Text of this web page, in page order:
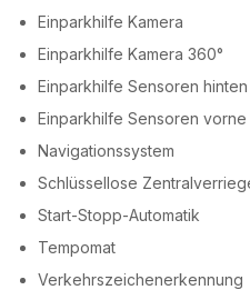
Einparkhilfe Kamera
Einparkhilfe Kamera 360°
Einparkhilfe Sensoren hinten
Einparkhilfe Sensoren vorne
Navigationssystem
Schlüssellose
Start-Stopp-Automatik
Tempomat
Verkehrszeichenerkennung